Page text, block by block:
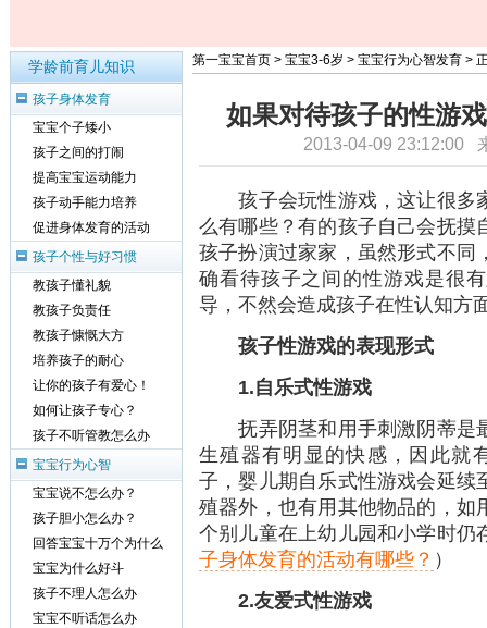
第一宝宝首页 > 宝宝3-6岁 > 宝宝行为心智发育 >
如果对待孩子的性游
2013-04-09 23:12:00
孩子会玩性游戏，这让很多
么有哪些？有的孩子自己会抚摸
孩子扮演过家家，虽然形式不同
确看待孩子之间的性游戏是很
导，不然会造成孩子在性认知方
孩子性游戏的表现形式
1.自乐式性游戏
抚弄阴茎和用手刺激阴蒂是
生殖器有明显的快感，因此就
子，婴儿期自乐式性游戏会延续
殖器外，也有用其他物品的，如
个别儿童在上幼儿园和小学时仍
子身体发育的活动有哪些？ ）
2.友爱式性游戏
学龄前育儿知识
孩子身体发育
宝宝个子矮小
孩子之间的打闹
提高宝宝运动能力
孩子动手能力培养
促进身体发育的活动
孩子个性与好习惯
教孩子懂礼貌
教孩子负责任
教孩子慷慨大方
培养孩子的耐心
让你的孩子有爱心！
如何让孩子专心？
孩子不听管教怎么办
宝宝行为心智
宝宝说不怎么办？
孩子胆小怎么办？
回答宝宝十万个为什么
宝宝为什么好斗
孩子不理人怎么办
宝宝不听话怎么办